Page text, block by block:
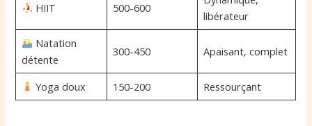
HIIT 500-600
libérateur
Natation
détente
300-450 Apaisant, complet
Yoga doux 150-200 Ressourçant